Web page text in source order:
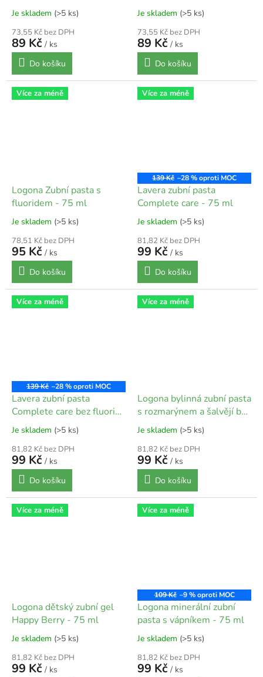
Je skladem (>5 ks)
73,55 Kč bez DPH
89 Kč / ks
Do košíku
Je skladem (>5 ks)
73,55 Kč bez DPH
89 Kč / ks
Do košíku
Více za méně
Logona Zubní pasta s
fluoridem - 75 ml
Je skladem (>5 ks)
78,51 Kč bez DPH
95 Kč / ks
Do košíku
Více za méně
139 Kč –28 %
Lavera zubní pasta
Complete care - 75 ml
Je skladem (>5 ks)
81,82 Kč bez DPH
99 Kč / ks
Do košíku
Více za méně
139 Kč –28 %
Lavera zubní pasta
Complete care bez fluoridu
- 75 ml
Je skladem (>5 ks)
81,82 Kč bez DPH
99 Kč / ks
Do košíku
Více za méně
Logona bylinná zubní pasta
s rozmarýnem a šalvějí bez
mentolu - 75 ml
Je skladem (>5 ks)
81,82 Kč bez DPH
99 Kč / ks
Do košíku
Více za méně
Logona dětský zubní gel
Happy Berry - 75 ml
Je skladem (>5 ks)
81,82 Kč bez DPH
99 Kč / ks
Více za méně
109 Kč –9 %
Logona minerální zubní
pasta s vápníkem - 75 ml
Je skladem (>5 ks)
81,82 Kč bez DPH
99 Kč / ks